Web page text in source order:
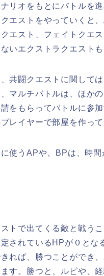
リオをもとにバトルを
エストをやっていくと
エスト、フェイトクエ
いエクストラクエストも
共闘クエストに関して
マルチバトルは、ほか
をもらってバトルに参
レイヤーで部屋を作って
使うAPや、BPは、時
トで出てくる敵と戦う
されているHPが０と
れば、勝つことができ
す 。勝つと、ルピや、